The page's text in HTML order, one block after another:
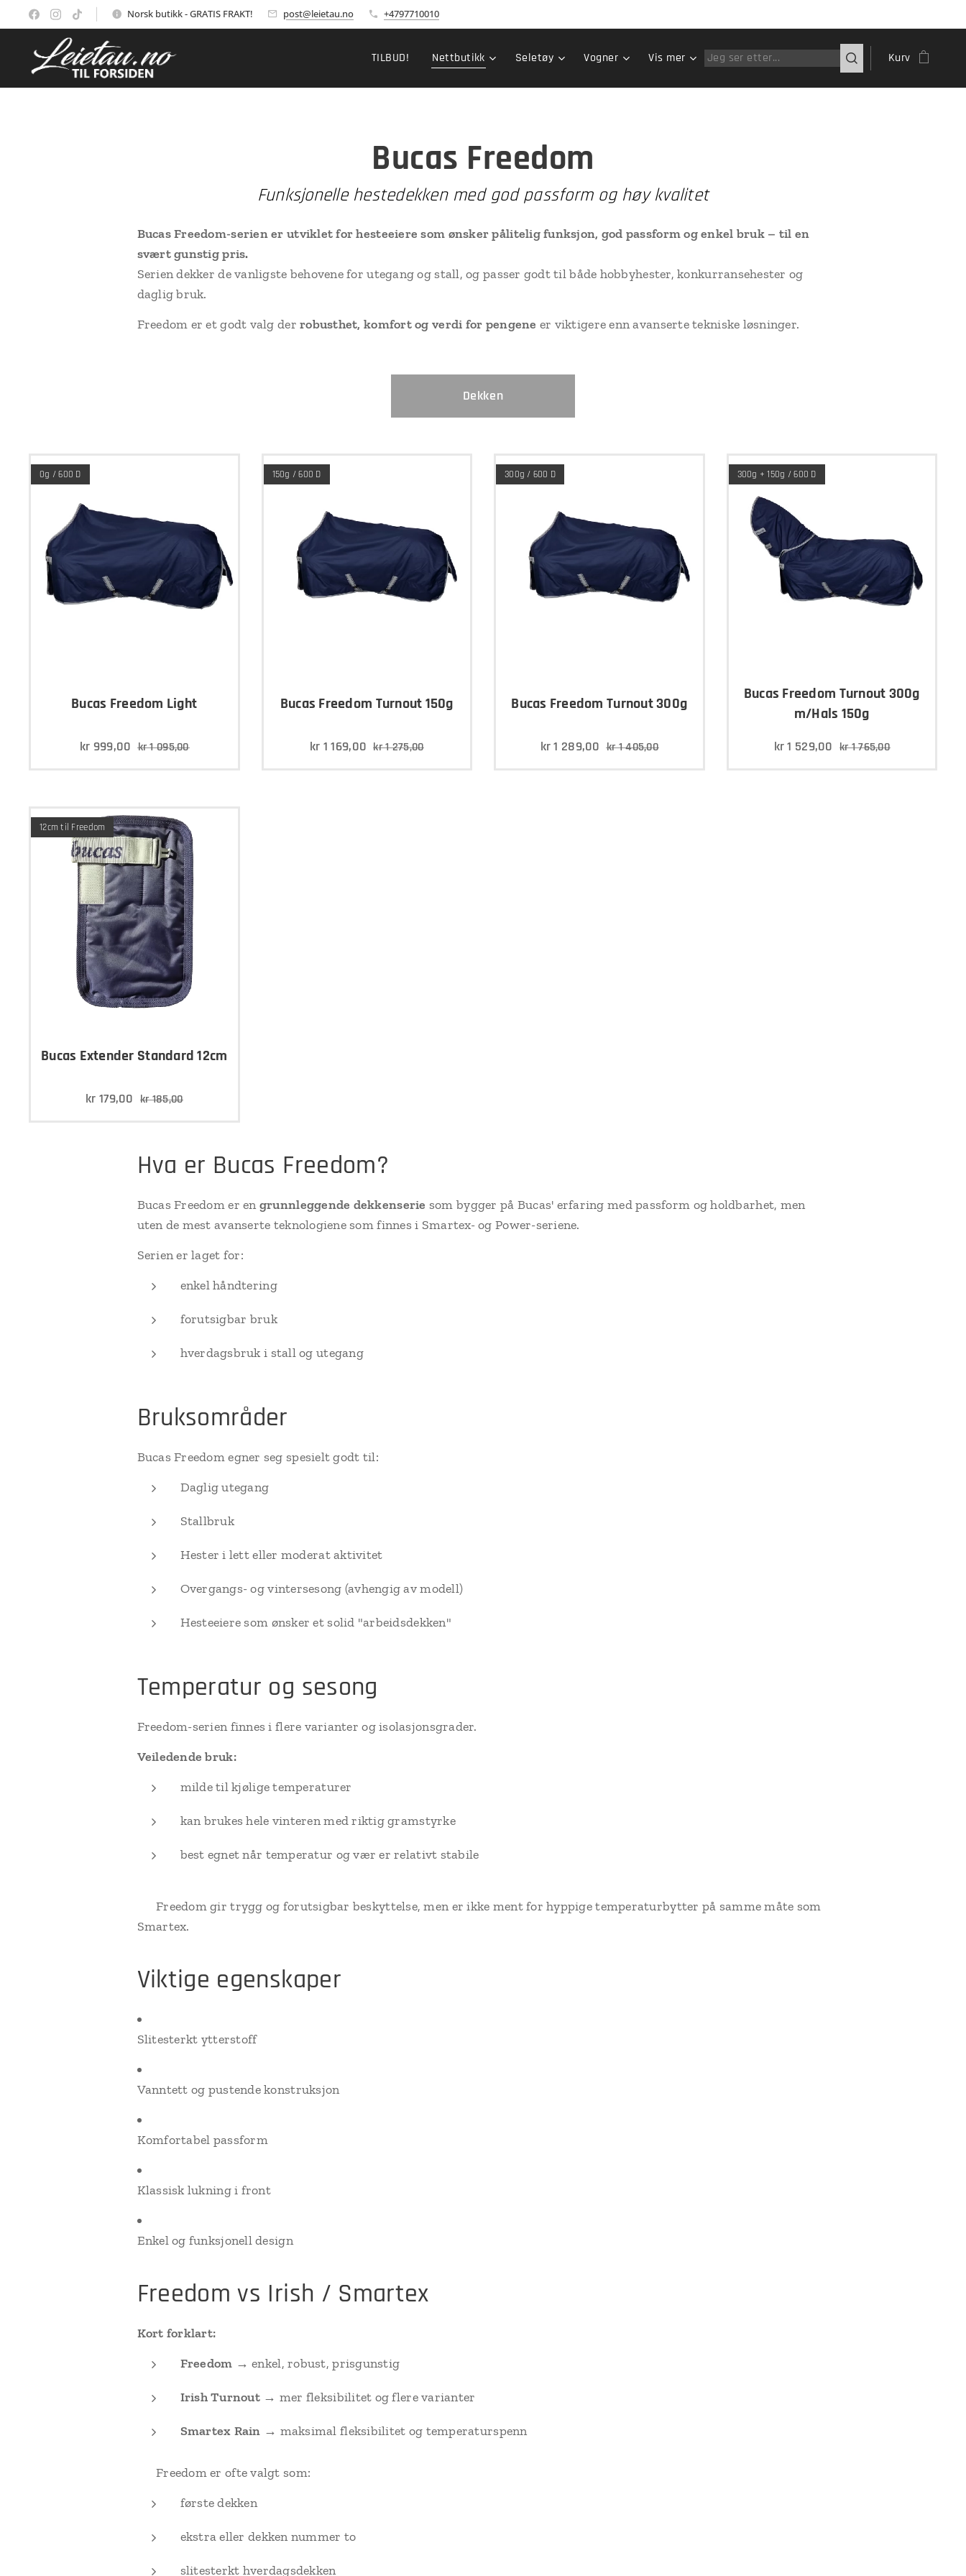
Norsk butikk - GRATIS FRAKT! post@leietau.no +4797710010
TILBUD! Nettbutikk Seletøy Vogner Vis mer Kurv
Bucas Freedom
Funksjonelle hestedekken med god passform og høy kvalitet
Bucas Freedom-serien er utviklet for hesteeiere som ønsker pålitelig funksjon, god passform og enkel bruk – til en
svært gunstig pris.
Serien dekker de vanligste behovene for utegang og stall, og passer godt til både hobbyhester, konkurransehester og
daglig bruk.
Freedom er et godt valg derrobusthet, komfort og verdi for pengene er viktigere enn avanserte tekniske løsninger.
Dekken
Bucas Freedom Light
0g / 600 D
kr 999,00 kr1 095,00
Bucas Freedom Turnout 150g
150g / 600 D
kr 1 169,00 kr1 275,00
Bucas Freedom Turnout 300g
300g / 600 D
kr1 289,00 kr1 405,00
Bucas Freedom Turnout 300g
m/Hals 150g
300g + 150g / 600 D
kr1 529,00 kr1 765,00
Bucas Extender Standard 12cm
12cm til Freedom
kr 179,00 kr185,00
Hva er Bucas Freedom?
Bucas Freedom er engrunnleggende dekkenserie som bygger på Bucas' erfaring med passform og holdbarhet, men
uten de mest avanserte teknologiene som finnes i Smartex- og Power-seriene.
Serien er laget for:
enkel håndtering
forutsigbar bruk
hverdagsbruk i stall og utegang
Bruksområder
Bucas Freedom egner seg spesielt godt til:
Daglig utegang
Stallbruk
Hester i lett eller moderat aktivitet
Overgangs- og vintersesong (avhengig av modell)
Hesteeiere som ønsker et solid "arbeidsdekken"
Temperatur og sesong
Freedom-serien finnes i flere varianter og isolasjonsgrader.
Veiledende bruk:
milde til kjølige temperaturer
kan brukes hele vinteren med riktig gramstyrke
best egnet når temperatur og vær er relativt stabile
👉 Freedom gir trygg og forutsigbar beskyttelse, men er ikke ment for hyppige temperaturbytter på samme måte som
Smartex.
Viktige egenskaper
Slitesterkt ytterstoff
Vanntett og pustende konstruksjon
Komfortabel passform
Klassisk lukning i front
Enkel og funksjonell design
Freedom vs Irish / Smartex
Kort forklart:
Freedom → enkel, robust, prisgunstig
Irish Turnout → mer fleksibilitet og flere varianter
Smartex Rain → maksimal fleksibilitet og temperaturspenn
👉 Freedom er ofte valgt som:
første dekken
ekstra eller dekken nummer to
slitesterkt hverdagsdekken